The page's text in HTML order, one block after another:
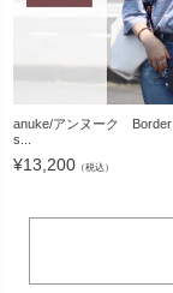
anuke/アンヌーク Border
s...
¥13,200 （税込）